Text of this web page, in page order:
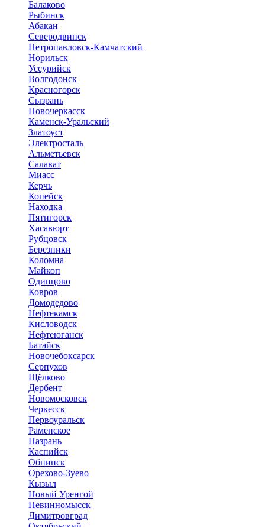
Балаково
Рыбинск
Абакан
Северодвинск
Петропавловск-Камчатский
Норильск
Уссурийск
Волгодонск
Красногорск
Сызрань
Новочеркасск
Каменск-Уральский
Златоуст
Электросталь
Альметьевск
Салават
Миасс
Керчь
Копейск
Находка
Пятигорск
Хасавюрт
Рубцовск
Березники
Коломна
Майкоп
Одинцово
Ковров
Домодедово
Нефтекамск
Кисловодск
Нефтеюганск
Батайск
Новочебоксарск
Серпухов
Щёлково
Дербент
Новомосковск
Черкесск
Первоуральск
Раменское
Назрань
Каспийск
Обнинск
Орехово-Зуево
Кызыл
Новый Уренгой
Невинномысск
Димитровград